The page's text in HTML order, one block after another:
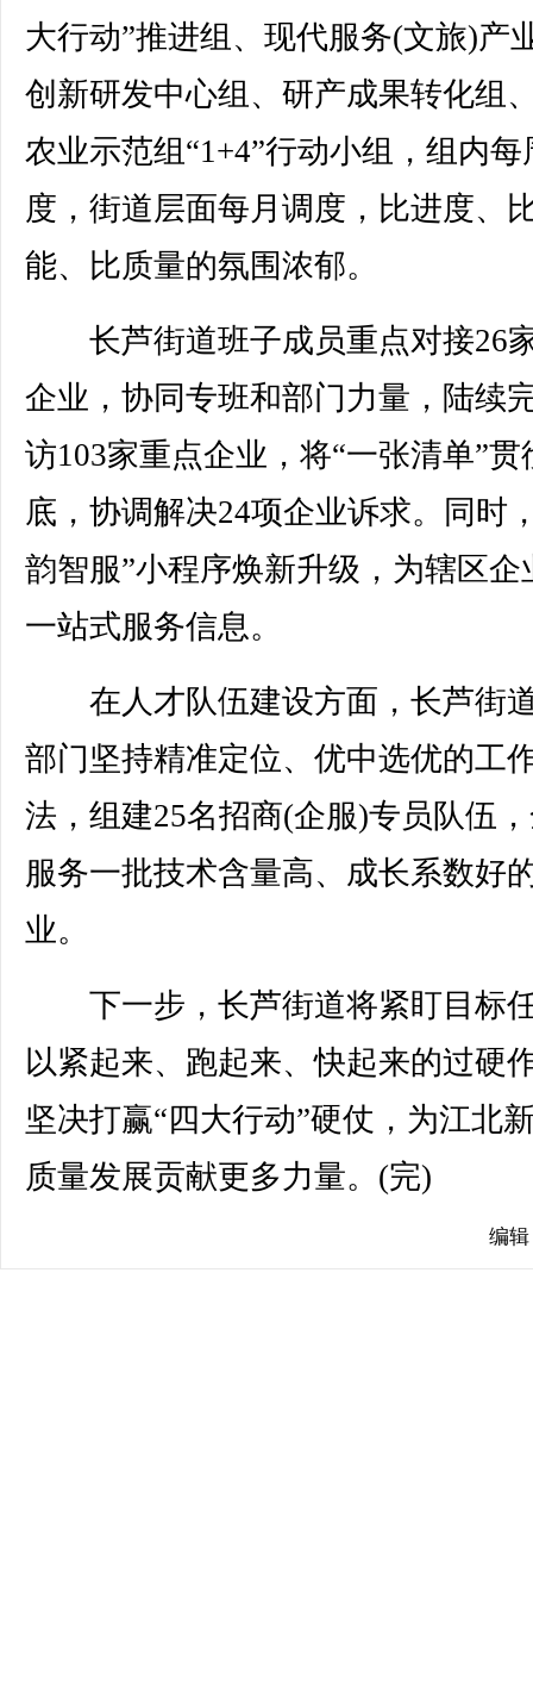
大行动”推进组、现代服务(文旅)产
创新研发中心组、研产成果转化组
农业示范组“1+4”行动小组，组内每
度，街道层面每月调度，比进度、
能、比质量的氛围浓郁。
长芦街道班子成员重点对接26
企业，协同专班和部门力量，陆续
访103家重点企业，将“一张清单”贯
底，协调解决24项企业诉求。同时
韵智服”小程序焕新升级，为辖区企
一站式服务信息。
在人才队伍建设方面，长芦街
部门坚持精准定位、优中选优的工
法，组建25名招商(企服)专员队伍
服务一批技术含量高、成长系数好
业。
下一步，长芦街道将紧盯目标
以紧起来、跑起来、快起来的过硬
坚决打赢“四大行动”硬仗，为江北
质量发展贡献更多力量。(完)
编